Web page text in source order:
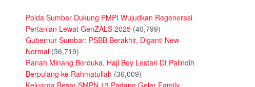
Polda Sumbar Dukung PMPI Wujudkan Regenerasi
Pertanian Lewat GenZALS 2025 (40,799)
Gubernur Sumbar: PSBB Berakhir, Diganti New
Normal (36,719)
Ranah Minang Berduka, Haji Boy Lestari Dt Palindih
Berpulang ke Rahmatullah (36,009)
Keluarga Besar SMPN 13 Padang Gelar Family